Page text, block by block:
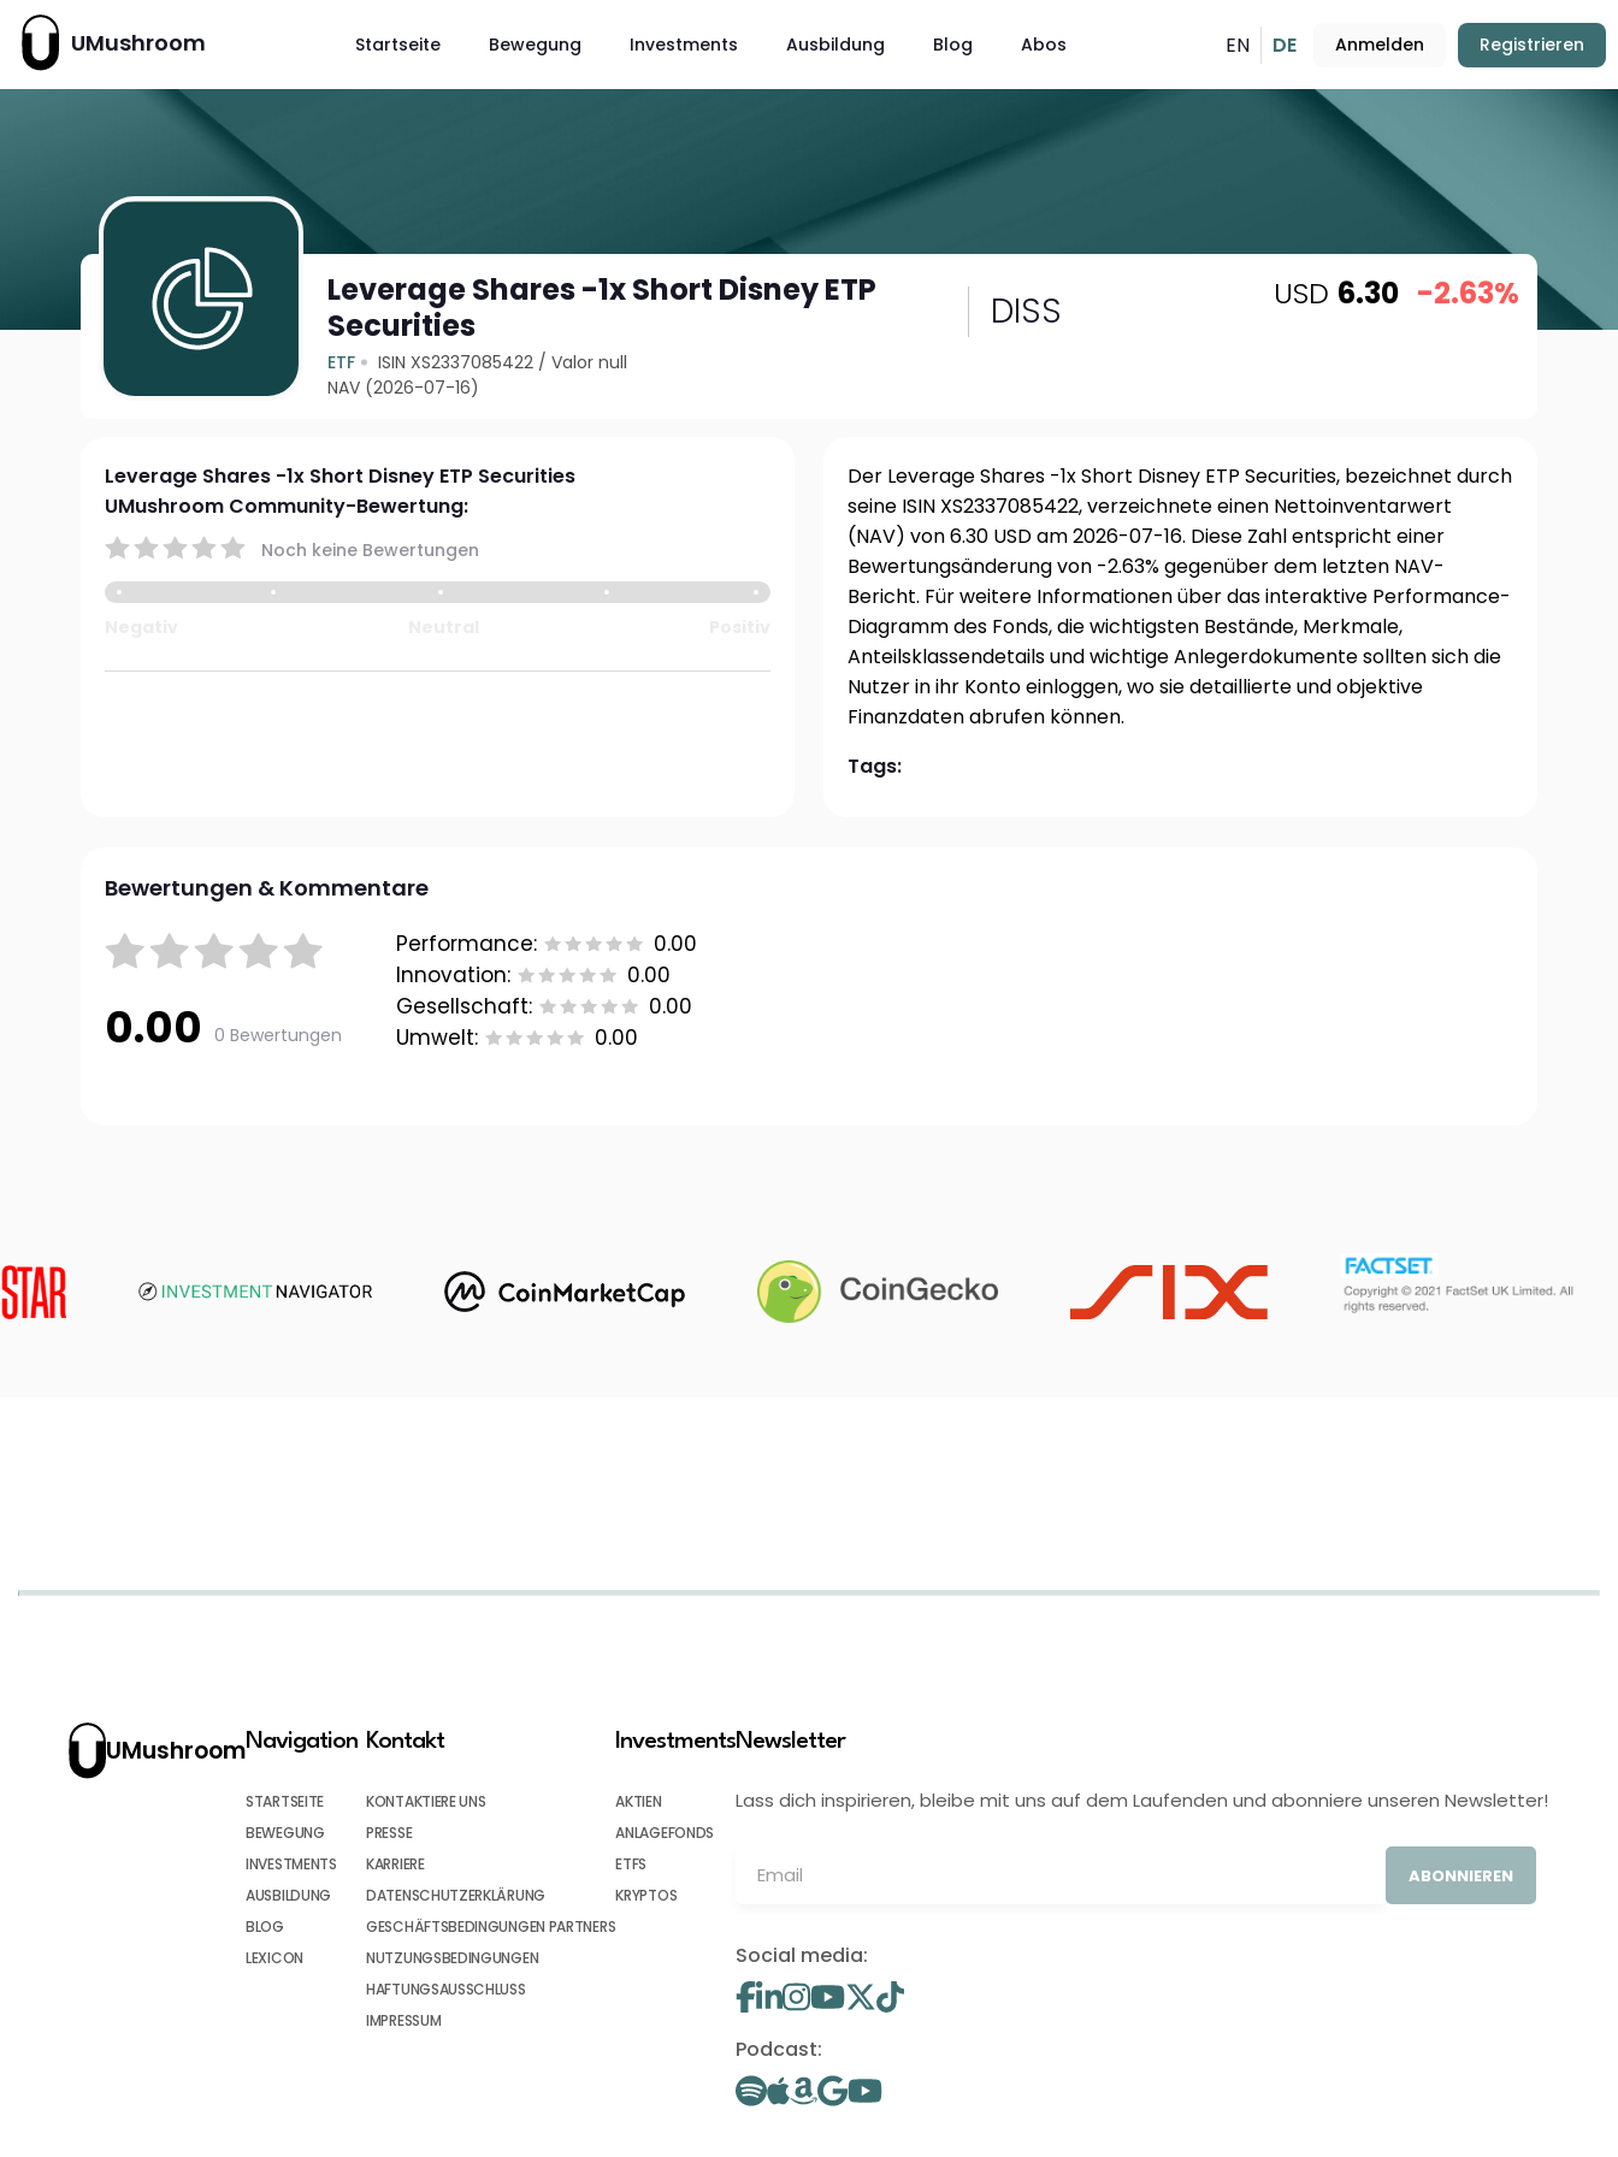
UMushroom Startseite Bewegung Investments Ausbildung Blog Abos EN DE Anmelden Registrieren
Leverage Shares -1x Short Disney ETP
Securities
DISS
ETF ISIN XS2337085422 /Valor null
NAV (2026-07-16)
USD 6.30 -2.63%
Leverage Shares -1x Short Disney ETP Securities
UMushroom Community-Bewertung:
Noch keine Bewertungen
Der Leverage Shares -1x Short Disney ETP Securities, bezeichnet durch
seine ISIN XS2337085422, verzeichnete einen Nettoinventarwert
(NAV) von 6.30 USD am 2026-07-16. Diese Zahl entspricht einer
Bewertungsänderung von -2.63% gegenüber dem letzten NAV-
Bericht. Für weitere Informationen über das interaktive Performance-
Diagramm des Fonds, die wichtigsten Bestände, Merkmale,
Anteilsklassendetails und wichtige Anlegerdokumente sollten sich die
Nutzer in ihr Konto einloggen, wo sie detaillierte und objektive
Finanzdaten abrufen können.
Tags:
Bewertungen & Kommentare
0.00 0 Bewertungen
Performance:
0.00
Innovation:
0.00
Gesellschaft:
0.00
Umwelt:
0.00
UMushroomNavigation
STARTSEITE
BEWEGUNG
INVESTMENTS
AUSBILDUNG
BLOG
LEXICON
Kontakt
KONTAKTIERE UNS
PRESSE
KARRIERE
DATENSCHUTZERKLÄRUNG
GESCHÄFTSBEDINGUNGEN PARTNERS
NUTZUNGSBEDINGUNGEN
HAFTUNGSAUSSCHLUSS
IMPRESSUM
Investments
AKTIEN
ANLAGEFONDS
ETFS
KRYPTOS
Newsletter
Lass dich inspirieren, bleibe mit uns auf dem Laufenden und abonniere unseren Newsletter!
ABONNIEREN
Social media:
Podcast: